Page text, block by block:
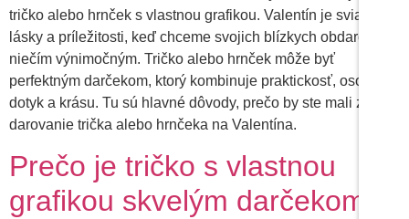
tričko alebo hrnček s vlastnou grafikou. Valentín je sviatok
lásky a príležitosti, keď chceme svojich blízkych obdarovať
niečím výnimočným. Tričko alebo hrnček môže byť
perfektným darčekom, ktorý kombinuje praktickosť, osobný
dotyk a krásu. Tu sú hlavné dôvody, prečo by ste mali zvážiť
darovanie trička alebo hrnčeka na Valentína.
Prečo je tričko s vlastnou
grafikou skvelým darčekom